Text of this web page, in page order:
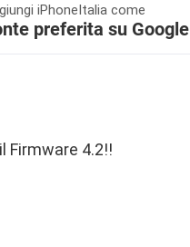
iPhoneItalia come
preferita su Google
Firmware 4.2!!